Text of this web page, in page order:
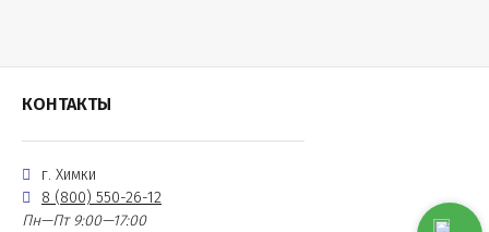
КОНТАКТЫ
г. Химки
8 (800) 550-26-12
Пн—Пт 9:00—17:00